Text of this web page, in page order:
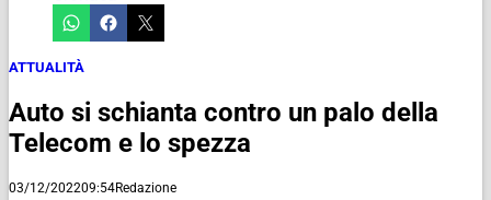
ATTUALITÀ
Auto si schianta contro un palo della
Telecom e lo spezza
03/12/202209:54Redazione